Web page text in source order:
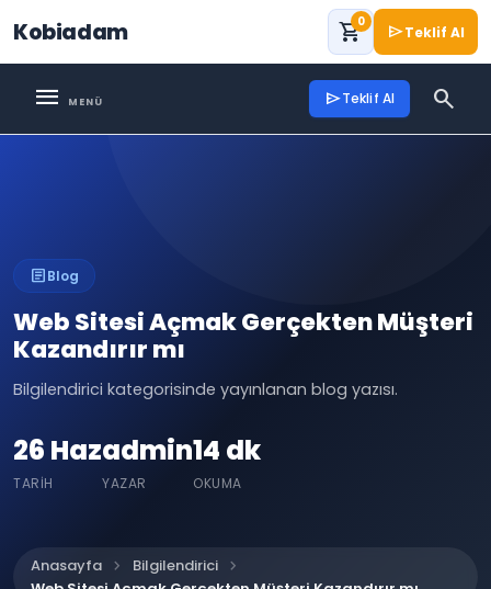
Kobiadam shopping_cart0 sendTeklif Al
menu sendTeklif Al search
articleBlog
Web Sitesi Açmak Gerçekten Müşteri
Kazandırır mı
Bilgilendirici kategorisinde yayınlanan blog yazısı.
26 Haz
TARIH
admin
YAZAR
14 dk
OKUMA
Anasayfa chevron_right Bilgilendirici chevron_right